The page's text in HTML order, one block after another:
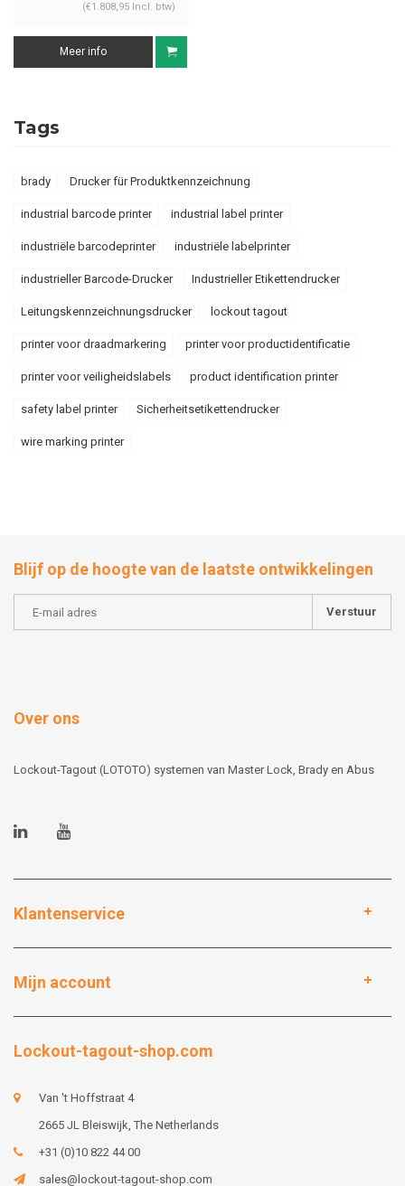
(€1.808,95 Incl. btw)
Meer info
Tags
brady Drucker für Produktkennzeichnung
industrial barcode printer industrial label printer
industriële barcodeprinter industriële labelprinter
industrieller Barcode-Drucker Industrieller Etikettendrucker
Leitungskennzeichnungsdrucker lockout tagout
printer voor draadmarkering printer voor productidentificatie
printer voor veiligheidslabels product identification printer
safety label printer Sicherheitsetikettendrucker
wire marking printer
Blijf op de hoogte van de laatste ontwikkelingen
Verstuur
Over ons
Lockout-Tagout (LOTOTO) systemen van Master Lock, Brady en Abus
Klantenservice
Mijn account
Lockout-tagout-shop.com
Van 't Hoffstraat 4
2665 JL Bleiswijk, The Netherlands
+31 (0)10 822 44 00
sales@lockout-tagout-shop.com